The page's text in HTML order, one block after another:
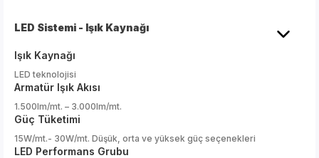
LED Sistemi - Işık Kaynağı
Işık Kaynağı
LED teknolojisi
Armatür Işık Akısı
1.500lm/mt. – 3.000lm/mt.
Güç Tüketimi
15W/mt.- 30W/mt. Düşük, orta ve yüksek güç seçenekleri
LED Performans Grubu